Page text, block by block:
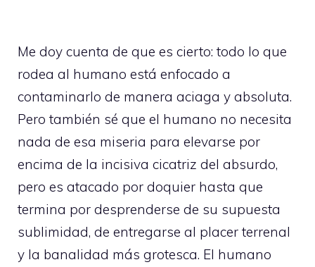
Me doy cuenta de que es cierto: todo lo que
rodea al humano está enfocado a
contaminarlo de manera aciaga y absoluta.
Pero también sé que el humano no necesita
nada de esa miseria para elevarse por
encima de la incisiva cicatriz del absurdo,
pero es atacado por doquier hasta que
termina por desprenderse de su supuesta
sublimidad, de entregarse al placer terrenal
y la banalidad más grotesca. El humano